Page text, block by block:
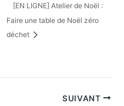
[EN LIGNE] Atelier de Noël :
Faire une table de Noël zéro
déchet
SUIVANT